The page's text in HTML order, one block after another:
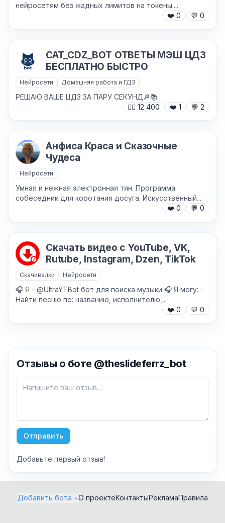
Как добавить бота?
антиспам
нейросетям без жадных лимитов на токены....
❤️ 0 💬 0
CAT_CDZ_BOT ОТВЕТЫ МЭШ ЦДЗ
БЕСПЛАТНО БЫСТРО
Нейросети Домашняя работа и ГДЗ
РЕШАЮ ВАШЕ ЦДЗ ЗА ПАРУ СЕКУНД🔎📚
🙍‍♂️ 12 400 ❤️ 1 💬 2
Анфиса Краса и Сказочные
Чудеса
Нейросети
Умная и нежная электронная тян. Программа
собеседник для коротания досуга. Искусственный...
❤️ 0 💬 0
Скачать видео с YouTube, VK,
Rutube, Instagram, Dzen, TikTok
Скачивалки Нейросети
🎧 Я - @UltraYTBot бот для поиска музыки 🎧 Я могу: -
Найти песню по: названию, исполнителю,...
❤️ 0 💬 0
Отзывы о боте @theslideferrz_bot
Отправить
Добавьте первый отзыв!
Добавить бота +О проектеКонтактыРекламаПравила